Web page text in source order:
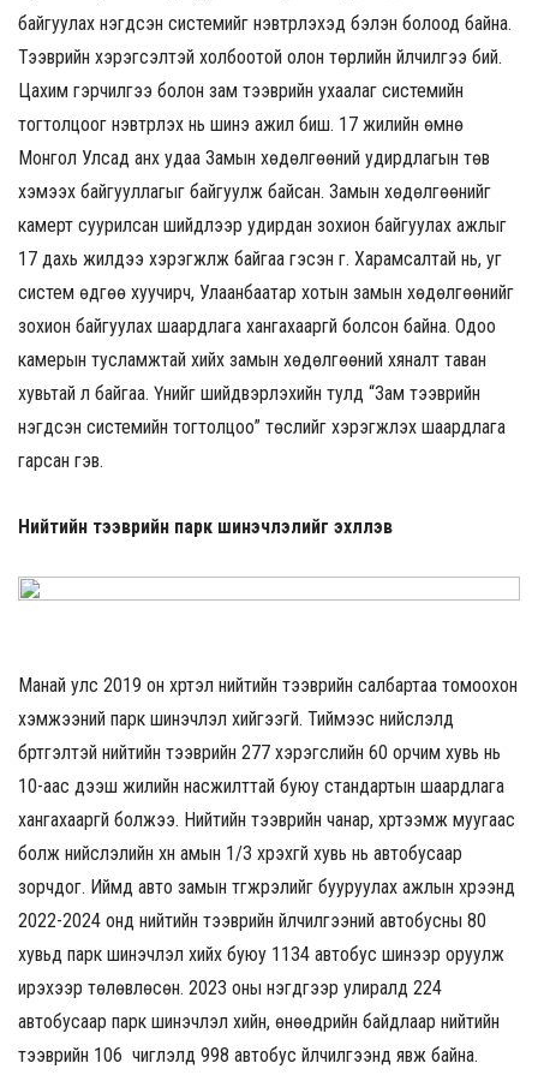
байгуулах нэгдсэн системийг нэвтрүүлэхэд бэлэн болоод байна.
Тээврийн хэрэгсэлтэй холбоотой олон төрлийн үйлчилгээ бий.
Цахим гэрчилгээ болон зам тээврийн ухаалаг системийн
тогтолцоог нэвтрүүлэх нь шинэ ажил биш. 17 жилийн өмнө
Монгол Улсад анх удаа Замын хөдөлгөөний удирдлагын төв
хэмээх байгууллагыг байгуулж байсан. Замын хөдөлгөөнийг
камерт суурилсан шийдлээр удирдан зохион байгуулах ажлыг
17 дахь жилдээ хэрэгжүүлж байгаа гэсэн үг. Харамсалтай нь, уг
систем өдгөө хуучирч, Улаанбаатар хотын замын хөдөлгөөнийг
зохион байгуулах шаардлага хангахааргүй болсон байна. Одоо
камерын тусламжтай хийх замын хөдөлгөөний хяналт таван
хувьтай л байгаа. Үүнийг шийдвэрлэхийн тулд “Зам тээврийн
нэгдсэн системийн тогтолцоо” төслийг хэрэгжүүлэх шаардлага
гарсан гэв.
Нийтийн тээврийн парк шинэчлэлийг эхлүүлэв
Манай улс 2019 он хүртэл нийтийн тээврийн салбартаа томоохон
хэмжээний парк шинэчлэл хийгээгүй. Тиймээс нийслэлд
бүртгэлтэй нийтийн тээврийн 277 хэрэгслийн 60 орчим хувь нь
10-аас дээш жилийн насжилттай буюу стандартын шаардлага
хангахааргүй болжээ. Нийтийн тээврийн чанар, хүртээмж муугаас
болж нийслэлийн хүн амын 1/3 хүрэхгүй хувь нь автобусаар
зорчдог. Иймд авто замын түгжрэлийг бууруулах ажлын хүрээнд
2022-2024 онд нийтийн тээврийн үйлчилгээний автобусны 80
хувьд парк шинэчлэл хийх буюу 1134 автобус шинээр оруулж
ирэхээр төлөвлөсөн. 2023 оны нэгдүгээр улиралд 224
автобусаар парк шинэчлэл хийн, өнөөдрийн байдлаар нийтийн
тээврийн 106 чиглэлд 998 автобус үйлчилгээнд явж байна.